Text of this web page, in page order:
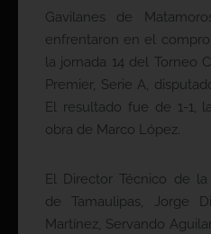
Gavilanes de
enfrentaron en el
la jornada 14 del Torneo
Premier, Serie A,
El resultado fue de 1-1,
obra de Marco López.
El Director Técnico de
de Tamaulipas, Jorge
Martínez, Servando